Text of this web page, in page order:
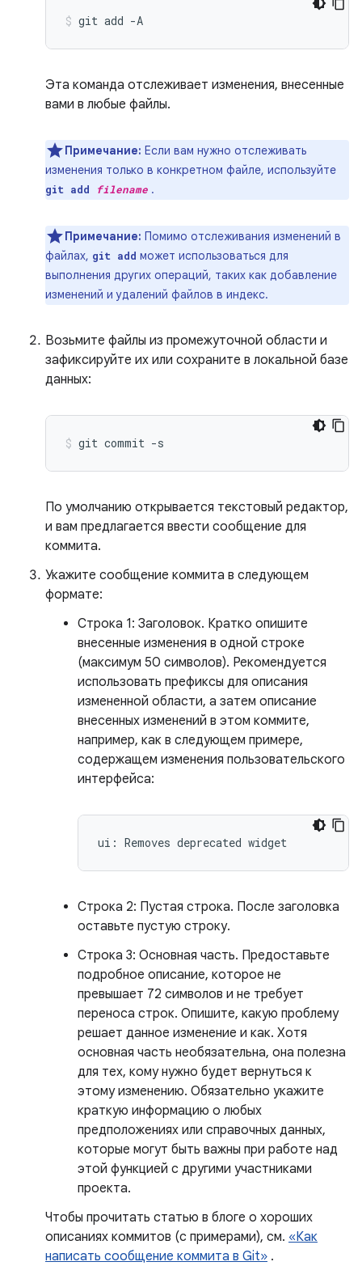
git add -A
Эта команда отслеживает изменения, внесенные
вами в любые файлы.
Примечание: Если вам нужно отслеживать
изменения только в конкретном файле, используйте
git add filename .
Примечание: Помимо отслеживания изменений в
файлах, git add может использоваться для
выполнения других операций, таких как добавление
изменений и удалений файлов в индекс.
Возьмите файлы из промежуточной области и
зафиксируйте их или сохраните в локальной базе
данных:
git commit -s
По умолчанию открывается текстовый редактор,
и вам предлагается ввести сообщение для
коммита.
Укажите сообщение коммита в следующем
формате:
Строка 1: Заголовок. Кратко опишите
внесенные изменения в одной строке
(максимум 50 символов). Рекомендуется
использовать префиксы для описания
измененной области, а затем описание
внесенных изменений в этом коммите,
например, как в следующем примере,
содержащем изменения пользовательского
интерфейса:
Строка 2: Пустая строка. После заголовка
оставьте пустую строку.
Строка 3: Основная часть. Предоставьте
подробное описание, которое не
превышает 72 символов и не требует
переноса строк. Опишите, какую проблему
решает данное изменение и как. Хотя
основная часть необязательна, она полезна
для тех, кому нужно будет вернуться к
этому изменению. Обязательно укажите
краткую информацию о любых
предположениях или справочных данных,
которые могут быть важны при работе над
этой функцией с другими участниками
проекта.
Чтобы прочитать статью в блоге о хороших
описаниях коммитов (с примерами), см. «Как
написать сообщение коммита в Git» .